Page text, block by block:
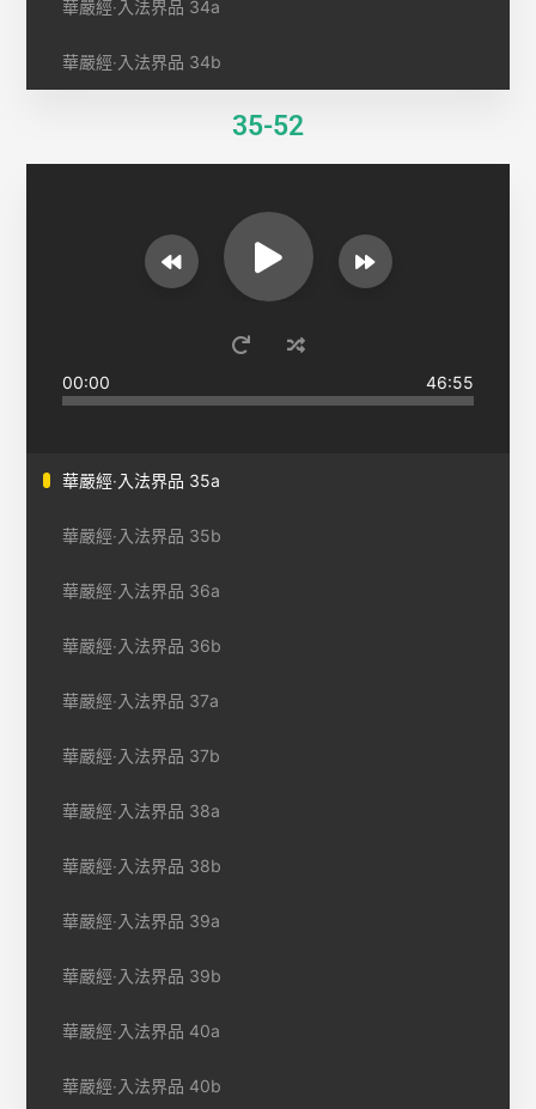
華嚴經‧入法界品 34a
華嚴經‧入法界品 34b
35-52
00:00 46:55
華嚴經‧入法界品 35a
華嚴經‧入法界品 35b
華嚴經‧入法界品 36a
華嚴經‧入法界品 36b
華嚴經‧入法界品 37a
華嚴經‧入法界品 37b
華嚴經‧入法界品 38a
華嚴經‧入法界品 38b
華嚴經‧入法界品 39a
華嚴經‧入法界品 39b
華嚴經‧入法界品 40a
華嚴經‧入法界品 40b